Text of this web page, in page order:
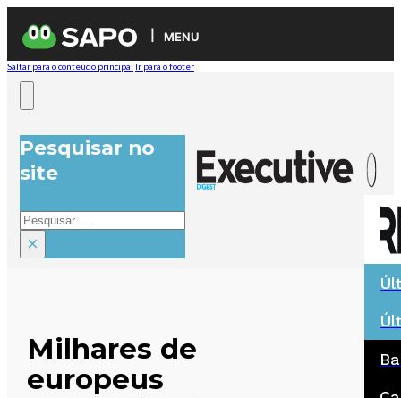
MENU
Saltar para o conteúdo principal Ir para o footer
Pesquisar no
site
Pesquisar
×
Milhares de
europeus